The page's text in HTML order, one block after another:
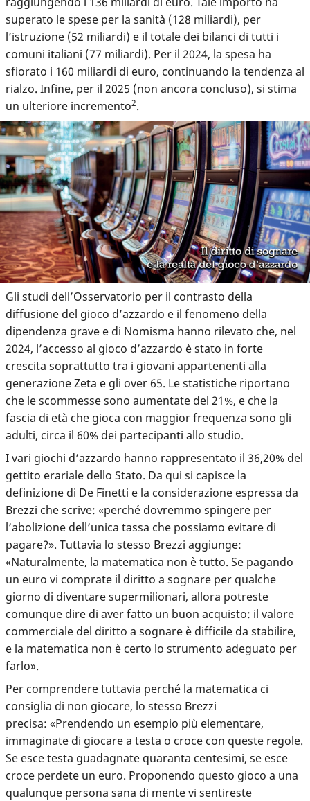
superato le spese per la sanità (128 miliardi), per
l’istruzione (52 miliardi) e il totale dei bilanci di tutti i
comuni italiani (77 miliardi). Per il 2024, la spesa ha
sfiorato i 160 miliardi di euro, continuando la tendenza al
rialzo. Infine, per il 2025 (non ancora concluso), si stima
un ulteriore incremento2.
Gli studi dell’Osservatorio per il contrasto della
diffusione del gioco d’azzardo e il fenomeno della
dipendenza grave e di Nomisma hanno rilevato che, nel
2024, l’accesso al gioco d’azzardo è stato in forte
crescita soprattutto tra i giovani appartenenti alla
generazione Zeta e gli over 65. Le statistiche riportano
che le scommesse sono aumentate del 21%, e che la
fascia di età che gioca con maggior frequenza sono gli
adulti, circa il 60% dei partecipanti allo studio.
I vari giochi d’azzardo hanno rappresentato il 36,20% del
gettito erariale dello Stato. Da qui si capisce la
definizione di De Finetti e la considerazione espressa da
Brezzi che scrive: «perché dovremmo spingere per
l’abolizione dell’unica tassa che possiamo evitare di
pagare?». Tuttavia lo stesso Brezzi aggiunge:
«Naturalmente, la matematica non è tutto. Se pagando
un euro vi comprate il diritto a sognare per qualche
giorno di diventare supermilionari, allora potreste
comunque dire di aver fatto un buon acquisto: il valore
commerciale del diritto a sognare è difficile da stabilire,
e la matematica non è certo lo strumento adeguato per
farlo».
Per comprendere tuttavia perché la matematica ci
consiglia di non giocare, lo stesso Brezzi
precisa: «Prendendo un esempio più elementare,
immaginate di giocare a testa o croce con queste regole.
Se esce testa guadagnate quaranta centesimi, se esce
croce perdete un euro. Proponendo questo gioco a una
qualunque persona sana di mente vi sentireste